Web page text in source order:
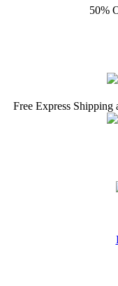
50%
Free Express